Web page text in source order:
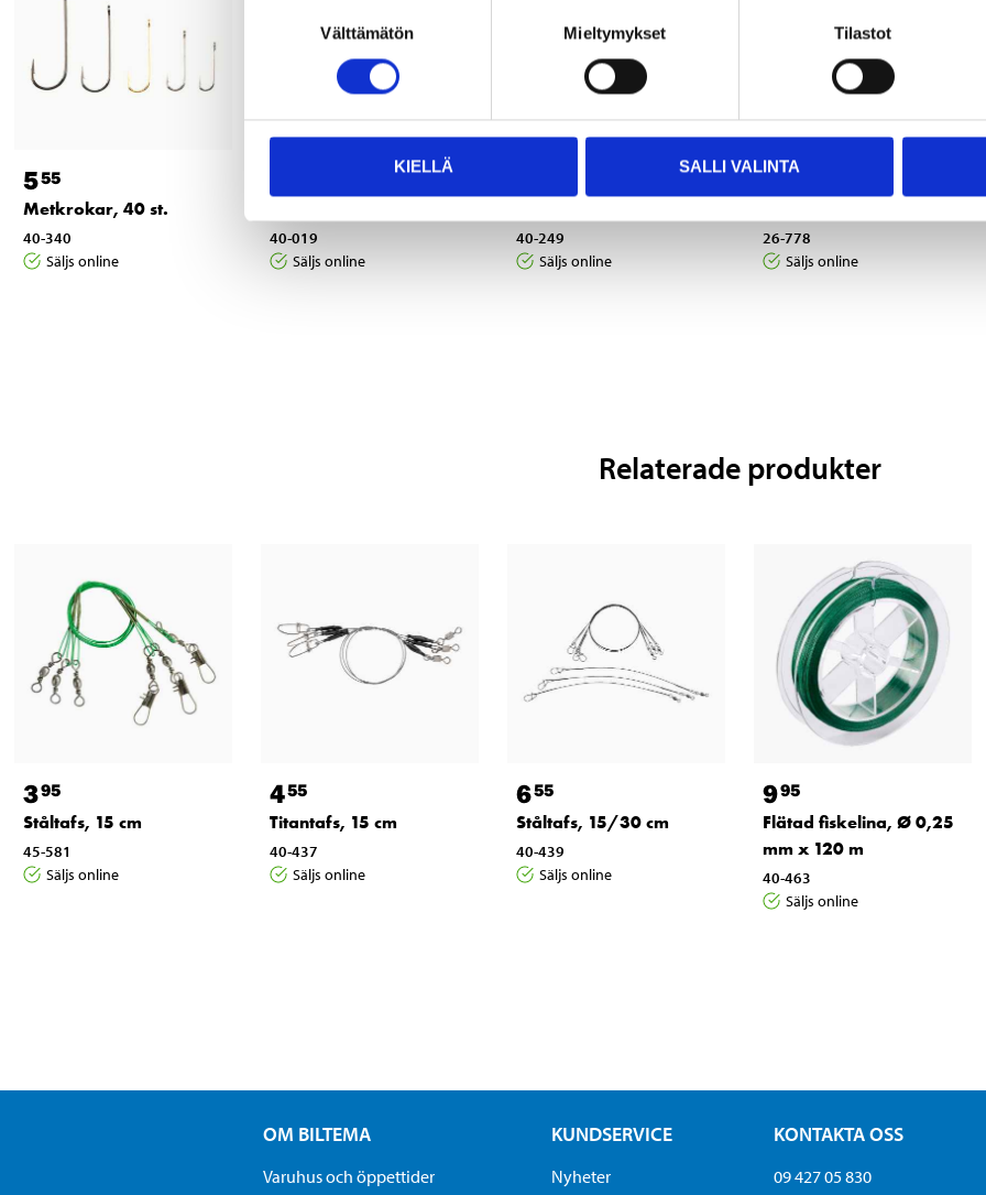
Välttämätön Mieltymykset Tilastot
KIELLÄ SALLI VALINTA
555
Metkrokar, 40 st.
40-340
Säljs online
40-019
Säljs online
40-249
Säljs online
4 55
26-778
Säljs online
Relaterade produkter
395
Ståltafs, 15 cm
45-581
Säljs online
455
Titantafs, 15 cm
40-437
Säljs online
655
Ståltafs, 15/30 cm
40-439
Säljs online
995
Flätad fiskelina, Ø 0,25
mm x 120 m
40-463
Säljs online
OM BILTEMA
Varuhus och öppettider
KUNDSERVICE
Nyheter
KONTAKTA OSS
09 427 05 830